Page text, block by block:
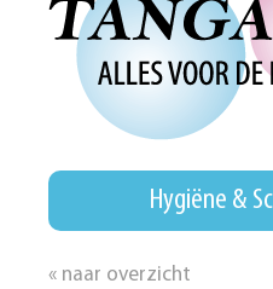
Hygiëne &
« naar overzicht